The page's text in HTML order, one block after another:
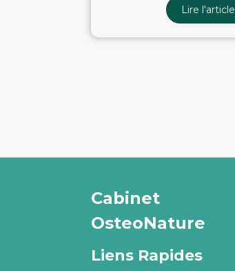
Lire l'article
Cabinet
OsteoNature
Liens Rapides